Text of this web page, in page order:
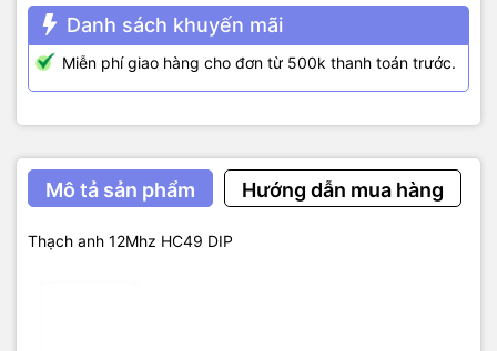
Danh sách khuyến mãi
Miễn phí giao hàng cho đơn từ 500k thanh toán trước.
Mô tả sản phẩm Hướng dẫn mua hàng
Thạch anh 12Mhz HC49 DIP